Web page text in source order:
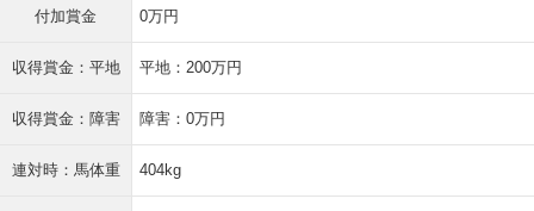
付加賞金 0万円
収得賞金：平地 平地：200万円
収得賞金：障害 障害：0万円
連対時：馬体重 404kg